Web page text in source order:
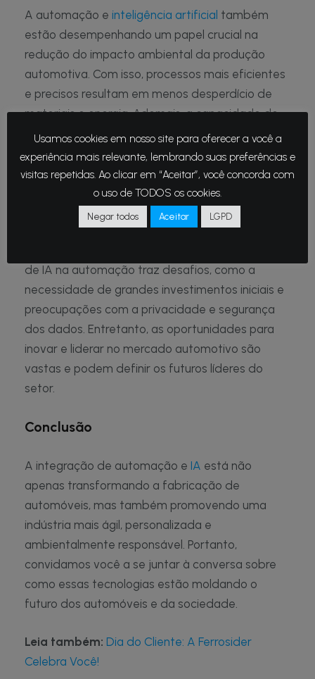
A automação e inteligência artificial também
estão desempenhando um papel crucial na
redução do impacto ambiental da produção
automotiva. Com isso, processos mais eficientes
e precisos resultam em menos desperdício de
materiais e energia. Ademais, a capacidade de
melhor ajustar as máquinas reduz a quantidade
de recursos consumidos, tornando a produção
mais verde.
Desafios e oportunidades futuras
de IA na automação traz desafios, como a
necessidade de grandes investimentos iniciais e
preocupações com a privacidade e segurança
dos dados. Entretanto, as oportunidades para
inovar e liderar no mercado automotivo são
vastas e podem definir os futuros líderes do
setor.
Conclusão
A integração de automação e IA está não
apenas transformando a fabricação de
automóveis, mas também promovendo uma
indústria mais ágil, personalizada e
ambientalmente responsável. Portanto,
convidamos você a se juntar à conversa sobre
como essas tecnologias estão moldando o
futuro dos automóveis e da sociedade.
Leia também: Dia do Cliente: A Ferrosider
Celebra Você!
Usamos cookies em nosso site para oferecer a você a
experiência mais relevante, lembrando suas preferências e
visitas repetidas. Ao clicar em “Aceitar”, você concorda com
o uso de TODOS os cookies.
Negar todos Aceitar LGPD